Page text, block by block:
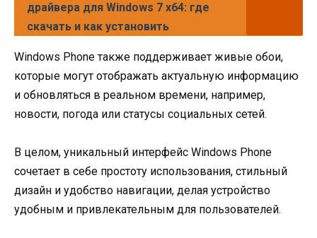
драйвера для Windows 7 x64: где
скачать и как установить
Windows Phone также поддерживает живые обои,
которые могут отображать актуальную информацию
и обновляться в реальном времени, например,
новости, погода или статусы социальных сетей.
В целом, уникальный интерфейс Windows Phone
сочетает в себе простоту использования, стильный
дизайн и удобство навигации, делая устройство
удобным и привлекательным для пользователей.